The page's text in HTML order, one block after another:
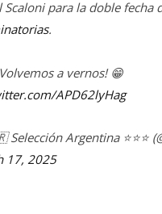
Scaloni para la doble fecha
.
a vernos! 😁
APD62lyHag
Argentina ⭐⭐⭐
17, 2025